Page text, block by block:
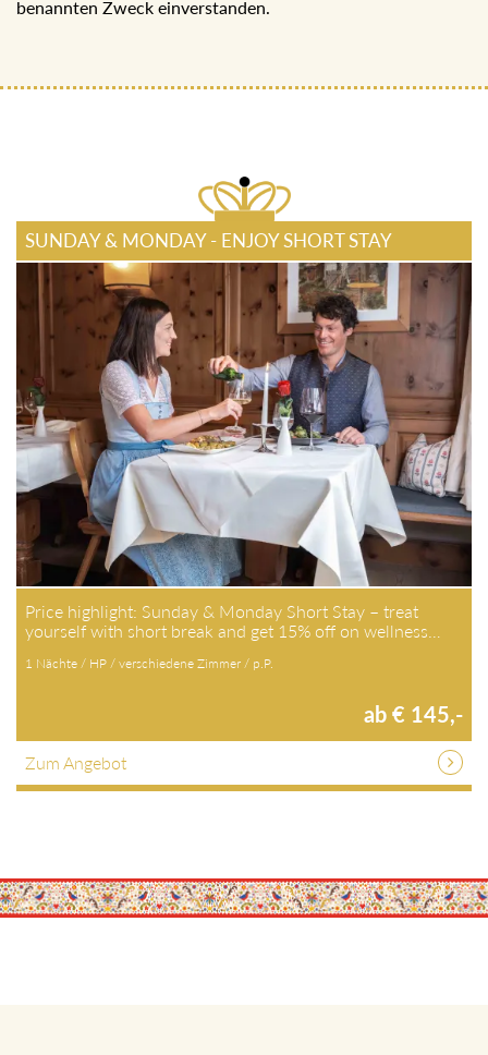
benannten Zweck einverstanden.
SUNDAY & MONDAY - ENJOY SHORT STAY
Price highlight: Sunday & Monday Short Stay – treat
yourself with short break and get 15% off on wellness…
1 Nächte / HP / verschiedene Zimmer / p.P.
ab € 145,-
Zum Angebot